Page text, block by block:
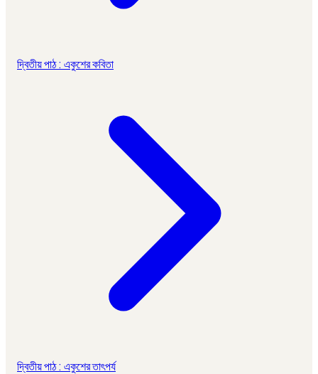
দ্বিতীয় পাঠ : একুশের কবিতা
দ্বিতীয় পাঠ : একুশের তাৎপর্য